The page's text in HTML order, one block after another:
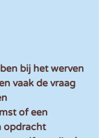
bij het werven
vaak de vraag
of een
opdracht